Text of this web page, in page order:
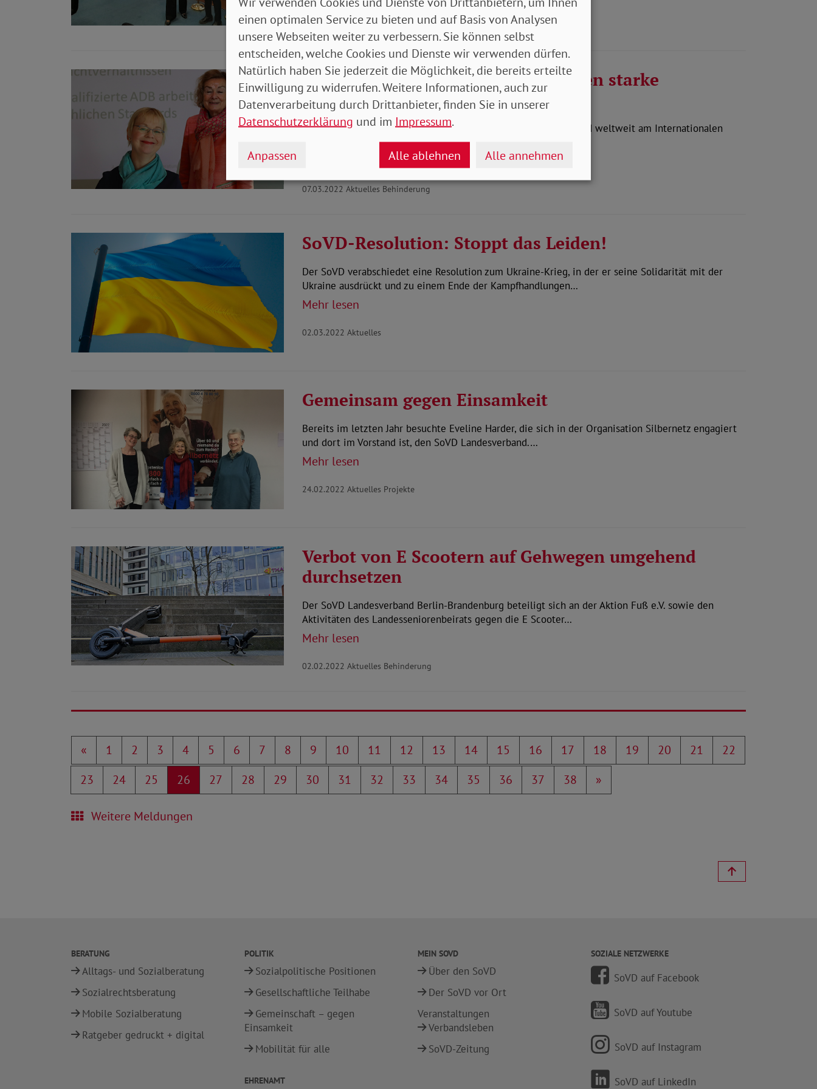
07.03.2022Aktuelles
Frauen mit Behinderungen brauchen starke
Vertretung
Am 8. März 2022 ist Weltfrauentag. Seit mehr als 100 Jahren wird weltweit am Internationalen
Frauentag auf Frauenrechte und die Gleichstellung der…
07.03.2022 Aktuelles Behinderung
SoVD-Resolution: Stoppt das Leiden!
Der SoVD verabschiedet eine Resolution zum Ukraine-Krieg, in der er seine Solidarität mit der
Ukraine ausdrückt und zu einem Ende der Kampfhandlungen…
Mehr lesen
02.03.2022 Aktuelles
Gemeinsam gegen Einsamkeit
Bereits im letzten Jahr besuchte Eveline Harder, die sich in der Organisation Silbernetz engagiert
und dort im Vorstand ist, den SoVD Landesverband.…
Mehr lesen
24.02.2022 Aktuelles Projekte
Verbot von E Scootern auf Gehwegen umgehend
durchsetzen
Der SoVD Landesverband Berlin-Brandenburg beteiligt sich an der Aktion Fuß e.V. sowie den
Aktivitäten des Landesseniorenbeirats gegen die E Scooter…
Mehr lesen
02.02.2022 Aktuelles Behinderung
« 1 2 3 4 5 6 7 8 9 10 11 12 13 14 15 16 17 18 19 20 21
22
23
24 25 26 27 28 29 30 31 32 33 34 35 36 37 38 »
Weitere Meldungen
BERATUNG
Alltags- und Sozialberatung
Sozialrechtsberatung
Mobile Sozialberatung
Ratgeber gedruckt + digital
POLITIK
Sozialpolitische Positionen
Gesellschaftliche Teilhabe
Gemeinschaft – gegen
Einsamkeit
Mobilität für alle
EHRENAMT
MEIN SOVD
Über den SoVD
Der SoVD vor Ort
Veranstaltungen
Verbandsleben
SoVD-Zeitung
SOZIALE NETZWERKE
SoVD auf Facebook
SoVD auf Youtube
SoVD auf Instagram
SoVD auf LinkedIn
einen optimalen Service zu bieten und auf Basis von Analysen
unsere Webseiten weiter zu verbessern. Sie können selbst
entscheiden, welche Cookies und Dienste wir verwenden dürfen.
Natürlich haben Sie jederzeit die Möglichkeit, die bereits erteilte
Einwilligung zu widerrufen. Weitere Informationen, auch zur
Datenverarbeitung durch Drittanbieter, finden Sie in unserer
Datenschutzerklärung und im Impressum.
Anpassen Alle ablehnen Alle annehmen